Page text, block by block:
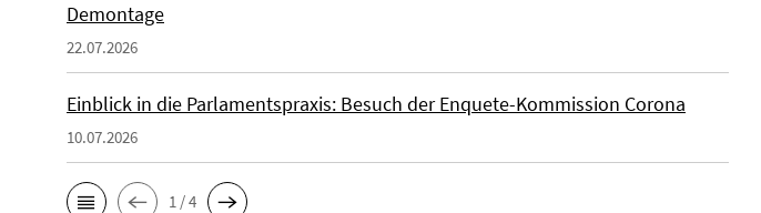
Demontage
22.07.2026
Einblick in die Parlamentspraxis: Besuch der Enquete-Kommission Corona
10.07.2026
1 / 4